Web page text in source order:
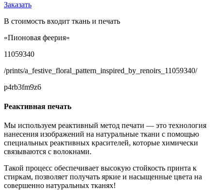
Заказать
В стоимость входит ткань и печать
«Пионовая феерия»
11059340
/prints/a_festive_floral_pattern_inspired_by_renoirs_11059340/
p4rb3fm9z6
Реактивная печать
Мы используем реактивный метод печати — это технология
нанесения изображений на натуральные ткани с помощью
специальных реактивных красителей, которые химически
связываются с волокнами.
Такой процесс обеспечивает высокую стойкость принта к
стиркам, позволяет получать яркие и насыщенные цвета на
совершенно натуральных тканях!